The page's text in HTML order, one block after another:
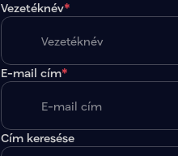
Vezetéknév*
E-mail cím*
Cím keresése